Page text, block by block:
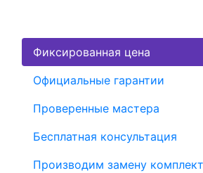
Фиксированная цена
Официальные гарантии
Проверенные мастера
Бесплатная консультация
Производим замену